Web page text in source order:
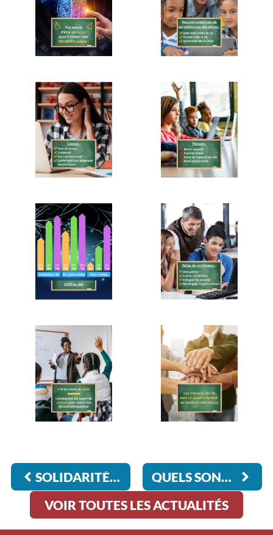
SOLIDARITÉ : LES 1ÈRE STMG S’ENGAGENT POUR LE TIMOR-ORIENTAL
QUELS SONT LES ESPACES DE LIBERTÉ DES ÉLÈVES ?
VOIR TOUTES LES ACTUALITÉS